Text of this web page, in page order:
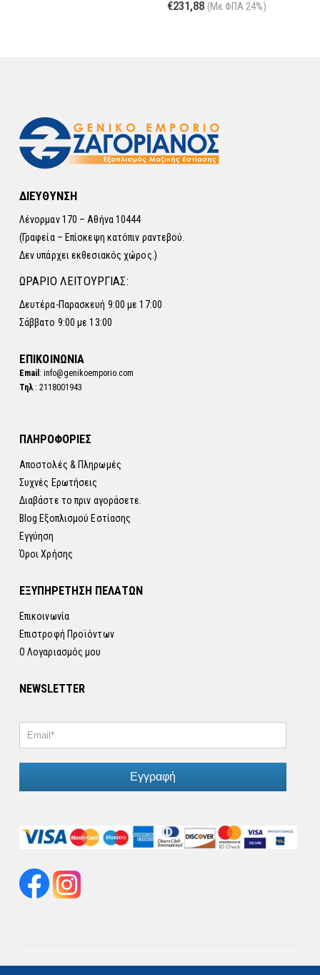
€231,88 (Με ΦΠΑ 24%)
ΔΙΕΥΘΥΝΣΗ
Λένορμαν 170 – Αθήνα 10444
(Γραφεία – Επίσκεψη κατόπιν ραντεβού.
Δεν υπάρχει εκθεσιακός χώρος.)
ΩΡΑΡΙΟ ΛΕΙΤΟΥΡΓΙΑΣ:
Δευτέρα-Παρασκευή 9:00 με 17:00
Σάββατο 9:00 με 13:00
ΕΠΙΚΟΙΝΩΝΙΑ
Email : info@genikoemporio.com
Τηλ.: 2118001943
ΠΛΗΡΟΦΟΡΙΕΣ
Αποστολές & Πληρωμές
Συχνές Ερωτήσεις
Διαβάστε το πριν αγοράσετε.
Blog Εξοπλισμού Εστίασης
Εγγύηση
Όροι Χρήσης
ΕΞΥΠΗΡΕΤΗΣΗ ΠΕΛΑΤΩΝ
Επικοινωνία
Επιστροφή Προϊόντων
Ο Λογαριασμός μου
NEWSLETTER
Εγγραφή